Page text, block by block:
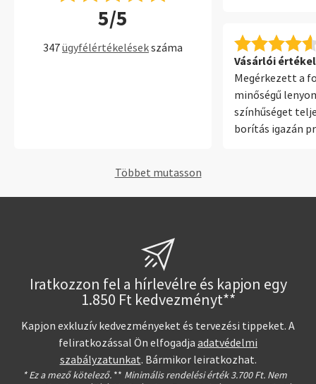
5/5
347ügyfélértékelésekszáma
könnyen
lehetőség.
Vásárlói
Megérkezett a
minőségű
színhűséget
borítás igazán
Többet mutasson
Iratkozzon fel a hírlevélre és kapjon egy
1.850 Ft kedvezményt**
Kapjon exkluzív kedvezményeket és tervezési tippeket. A
feliratkozással Ön elfogadja adatvédelmi
szabályzatunkat. Bármikor leiratkozhat.
* Ez a mező kötelező. ** Minimális rendelési érték 3.700 Ft. Nem